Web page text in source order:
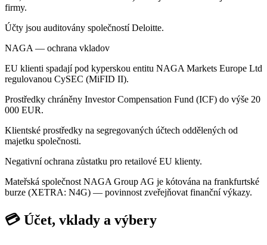
firmy.
Účty jsou auditovány společností Deloitte.
NAGA — ochrana vkladov
EU klienti spadají pod kyperskou entitu NAGA Markets Europe Ltd
regulovanou CySEC (MiFID II).
Prostředky chráněny Investor Compensation Fund (ICF) do výše 20
000 EUR.
Klientské prostředky na segregovaných účtech oddělených od
majetku společnosti.
Negativní ochrana zůstatku pro retailové EU klienty.
Mateřská společnost NAGA Group AG je kótována na frankfurtské
burze (XETRA: N4G) — povinnost zveřejňovat finanční výkazy.
💳 Účet, vklady a výbery